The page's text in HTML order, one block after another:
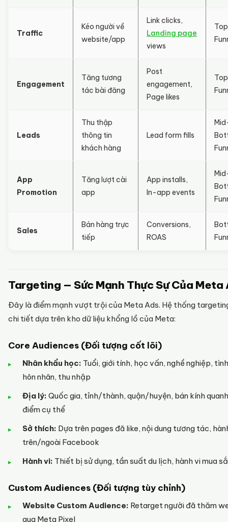
Traffic
Kéo người về
website/app
Link clicks,
Landing page
views
Engagement
Tăng tương
tác bài đăng
Post
engagement,
Page likes
Leads
Thu thập
thông tin
khách hàng
Lead form fills
App
Promotion
Tăng lượt cài
app
App installs,
In-app events
Sales
Bán hàng trực
tiếp
Conversions,
ROAS
Targeting — Sức Mạnh Thực Sự Của Meta
Đây là điểm mạnh vượt trội của Meta Ads. Hệ thống
chi tiết dựa trên kho dữ liệu khổng lồ của Meta:
Core Audiences (Đối tượng cốt lõi)
Nhân khẩu học: Tuổi, giới tính, học vấn, nghề nghiệp,
hôn nhân, thu nhập
Địa lý: Quốc gia, tỉnh/thành, quận/huyện, bán kính
điểm cụ thể
Sở thích: Dựa trên pages đã like, nội dung tương tác,
trên/ngoài Facebook
Hành vi: Thiết bị sử dụng, tần suất du lịch, hành vi mua
Custom Audiences (Đối tượng tùy chỉnh)
Website Custom Audience: Retarget người đã thăm
qua Meta Pixel